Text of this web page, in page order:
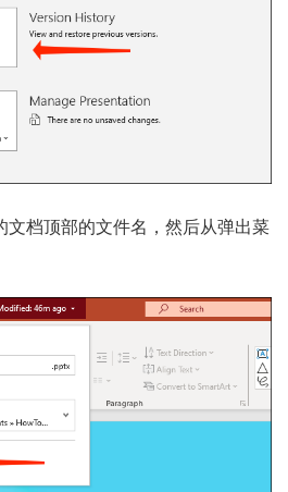
文档顶部的文件名，然后从弹出菜